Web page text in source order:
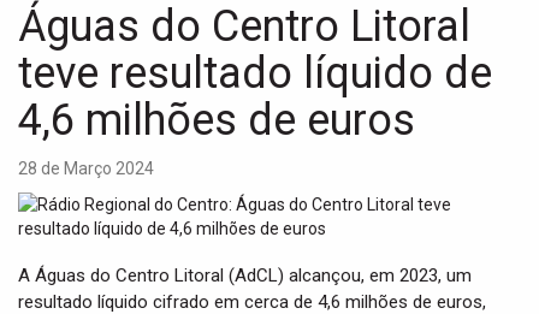
Águas do Centro Litoral
teve resultado líquido de
4,6 milhões de euros
28 de Março 2024
A Águas do Centro Litoral (AdCL) alcançou, em 2023, um
resultado líquido cifrado em cerca de 4,6 milhões de euros,